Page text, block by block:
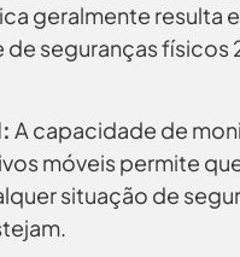
geralmente resulta
seguranças físicos
A capacidade de
móveis permite
situação de